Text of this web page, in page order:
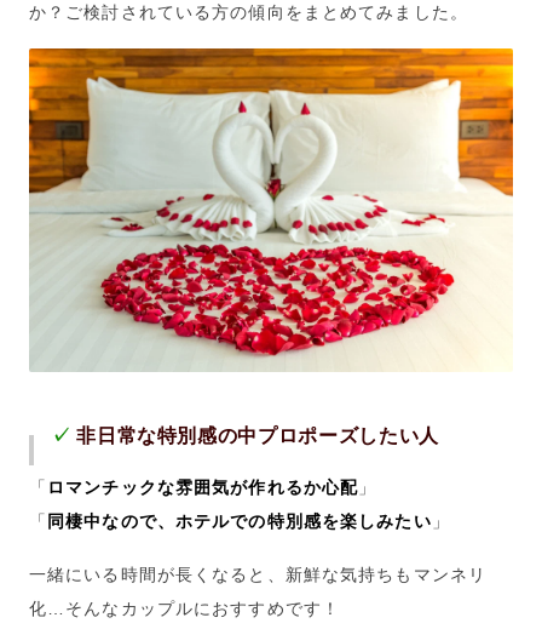
か？ご検討されている方の傾向をまとめてみました。
✓非日常な特別感の中プロポーズしたい人
「 ロマンチックな雰囲気が作れるか心配 」
「 同棲中なので、ホテルでの特別感を楽しみたい 」
一緒にいる時間が長くなると、新鮮な気持ちもマンネリ
化…そんなカップルにおすすめです！